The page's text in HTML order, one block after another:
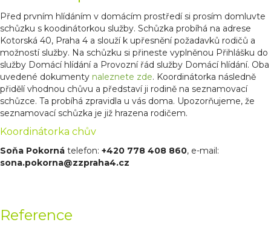
Před prvním hlídáním v domácím prostředí si prosím domluvte
schůzku s koodinátorkou služby. Schůzka probíhá na adrese
Kotorská 40, Praha 4 a slouží k upřesnění požadavků rodičů a
možností služby. Na schůzku si přineste vyplněnou Přihlášku do
služby Domácí hlídání a Provozní řád služby Domácí hlídání. Oba
uvedené dokumenty naleznete zde. Koordinátorka následně
přidělí vhodnou chůvu a představí ji rodině na seznamovací
schůzce. Ta probíhá zpravidla u vás doma. Upozorňujeme, že
seznamovací schůzka je již hrazena rodičem.
Koordinátorka chův
Soňa Pokorná telefon: +420 778 408 860, e-mail:
sona.pokorna@zzpraha4.cz
Reference